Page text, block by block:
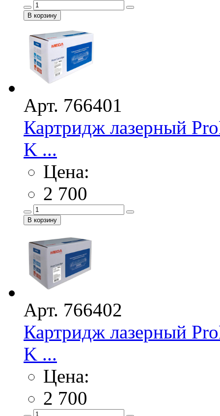
Арт. 766401
Картридж лазерный
K ...
Цена:
2 700
Арт. 766402
Картридж лазерный
K ...
Цена:
2 700